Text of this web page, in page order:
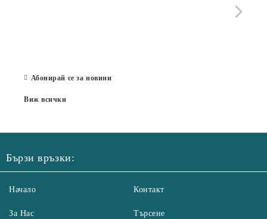
Абонирай се за новини
Виж всички
Бързи връзки:
Начало
За Нас
Контакт
Търсене